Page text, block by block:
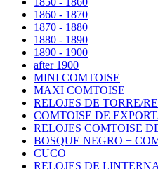
1860 - 1870
1870 - 1880
1880 - 1890
1890 - 1900
after 1900
MINI COMTOISE
MAXI COMTOISE
RELOJES DE TORRE/
COMTOISE DE
RELOJES COMTOISE
BOSQUE NEGRO +
CUCO
RELOJES DE LINTERNA